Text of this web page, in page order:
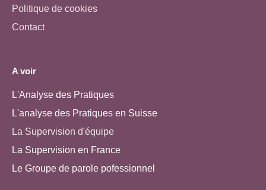
Politique de cookies
Contact
A voir
L'Analyse des Pratiques
L'analyse des Pratiques en Suisse
La Supervision d'équipe
La Supervision en France
Le Groupe de parole pofessionnel